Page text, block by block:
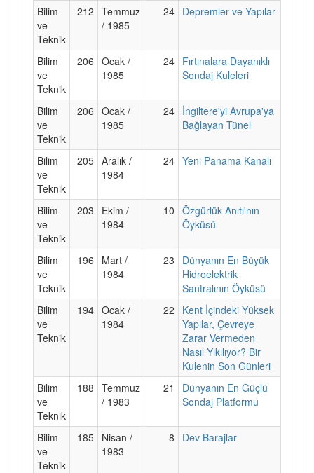
Bilim
ve
Teknik
212 Temmuz
/ 1985
24 Depremler ve Yapılar
Bilim
ve
Teknik
206 Ocak /
1985
24 Fırtınalara Dayanıklı
Sondaj Kuleleri
Bilim
ve
Teknik
206 Ocak /
1985
24 İngiltere'yi Avrupa'ya
Bağlayan Tünel
Bilim
ve
Teknik
205 Aralık /
1984
24 Yeni Panama Kanalı
Bilim
ve
Teknik
203
Ekim /
1984
10 Özgürlük Anıtı'nın
Öyküsü
Bilim
ve
Teknik
196
Mart /
1984
23
Dünyanın En Büyük
Hidroelektrik
Santralının Öyküsü
Bilim
ve
Teknik
194 Ocak /
1984
22
Kent İçindeki Yüksek
Yapılar, Çevreye
Zarar Vermeden
Nasıl Yıkılıyor? Bir
Kulenin Son Günleri
Bilim
ve
Teknik
188 Temmuz
/ 1983
21
Dünyanın En Güçlü
Sondaj Platformu
Bilim
ve
Teknik
185 Nisan /
1983
8 Dev Barajlar